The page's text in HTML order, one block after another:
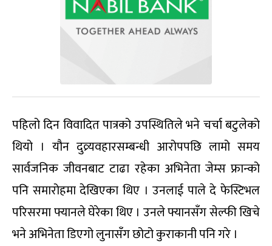
पहिलो दिन विवादित पात्रको उपस्थितिले भने चर्चा बटुलेको
थियो । यौन दुव्र्यवहारसम्बन्धी आरोपपछि लामो समय
सार्वजनिक जीवनबाट टाढा रहेका अभिनेता जेम्स फ्रान्को
पनि समारोहमा देखिएका थिए । उनलाई पाले दे फेस्टिभल
परिसरमा फ्यानले घेरेका थिए । उनले फ्यानसँग सेल्फी खिचे
भने अभिनेता डिएगो लुनासँग छोटो कुराकानी पनि गरे ।